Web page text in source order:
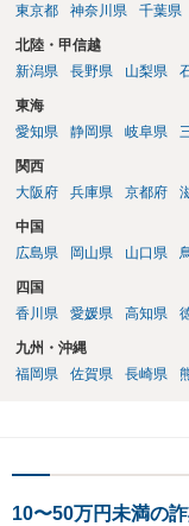
東京都
神奈川県 千葉県
北陸・甲信越
新潟県
長野県 山梨県
東海
愛知県
静岡県 岐阜県
関西
大阪府
兵庫県 京都府
中国
広島県
岡山県 山口県
四国
香川県
愛媛県 高知県
九州・沖縄
福岡県
佐賀県 長崎県
10〜50万円未満の